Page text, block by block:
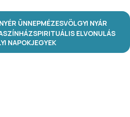
ÜNNEPMÉZESVÖLGYI NYÁR
SPIRITUÁLIS ELVONULÁS
NAPOKJEGYEK